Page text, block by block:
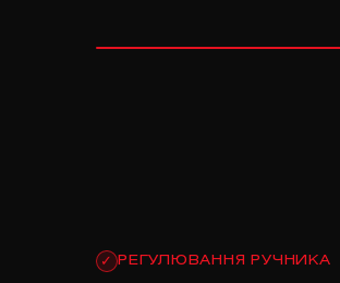
✓ РЕГУЛЮВАННЯ РУЧНИКА